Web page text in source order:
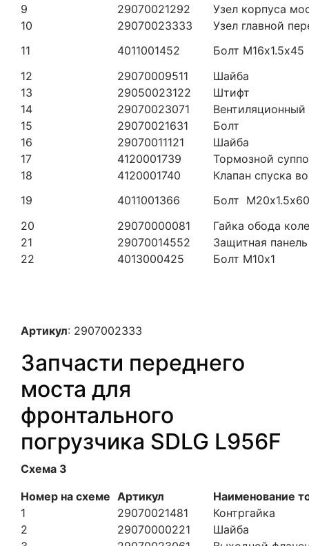
9
29070021292
Узел корпуса
10
29070023333
Узел главной
11
4011001452
Болт М16х1.5х45
12
29070009511
Шайба
13
29050023122
Штифт
14
29070023071
Вентиляционный
15
29070021631
Болт
16
29070011121
Шайба
17
4120001739
Тормозной
18
4120001740
Клапан спуска
19
4011001366
Болт М20х1.5х60
20
29070000081
Гайка обода
21
29070014552
Защитная панель
22
4013000425 Болт М10х1
Артикул: 2907002333
Запчасти переднего
моста для
фронтального
погрузчика SDLG L956F
Схема 3
Номер на схеме Артикул
Наименование
1
29070021481
Контргайка
2
29070000221
Шайба